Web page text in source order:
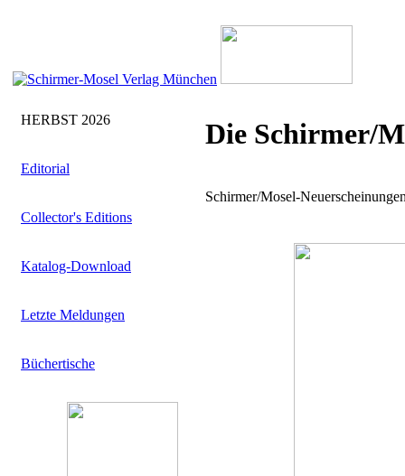
HERBST 2026
Editorial
Collector's Editions
Katalog-Download
Letzte Meldungen
Büchertische
Die Schirmer/
Schirmer/Mosel-